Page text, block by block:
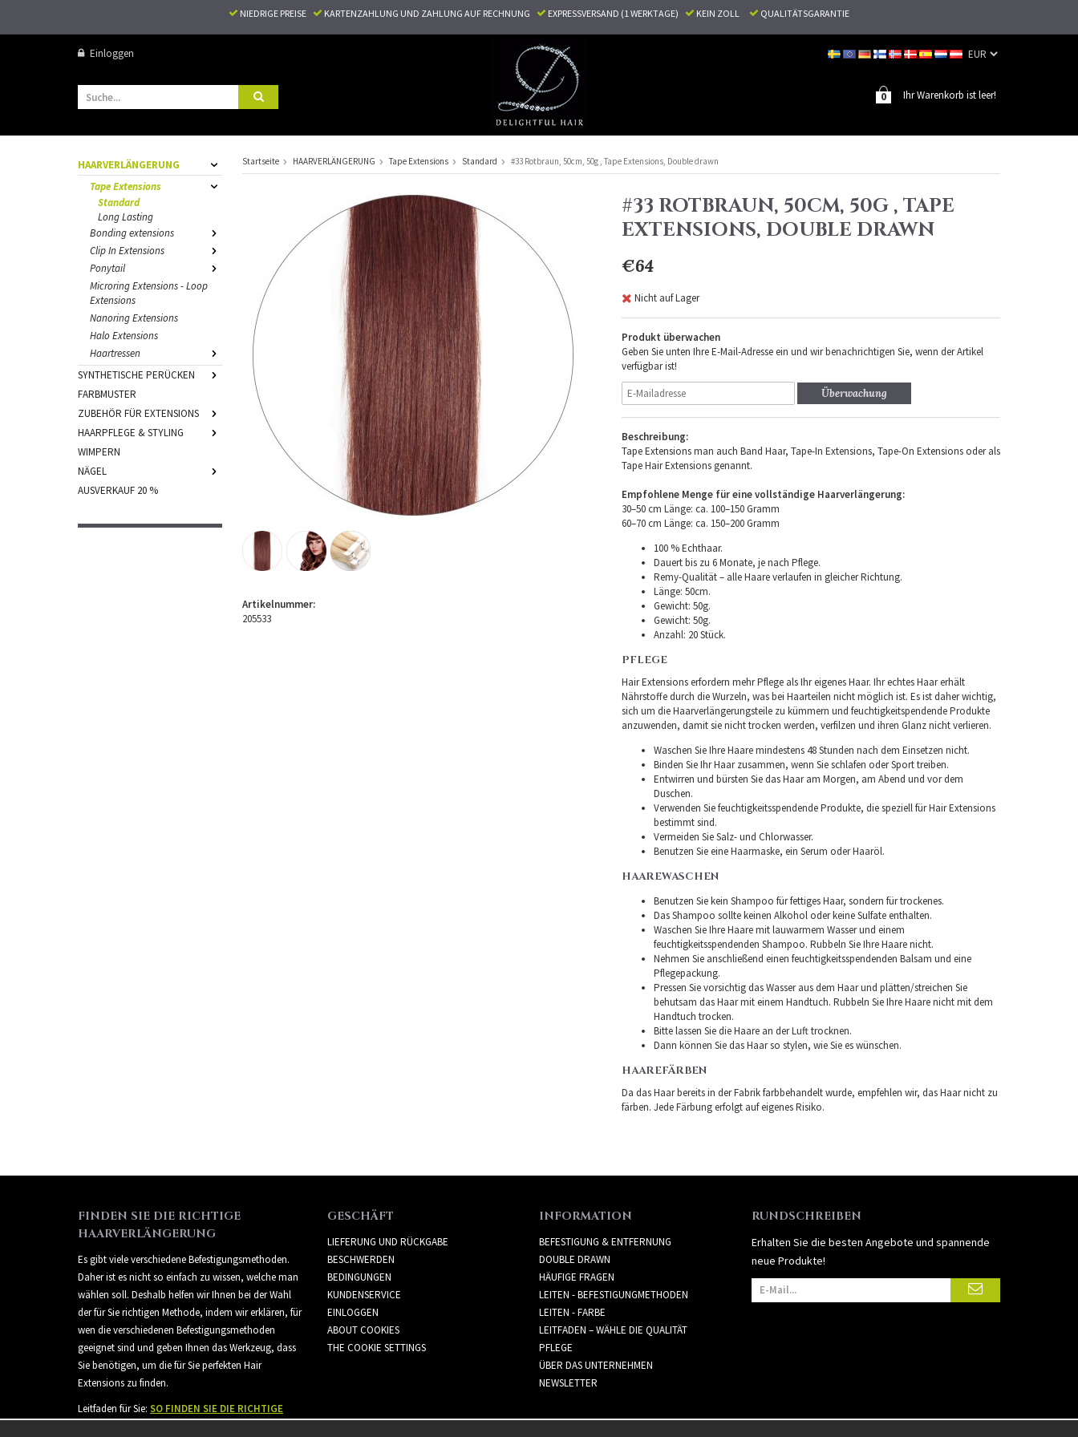
NIEDRIGE PREISE KARTENZAHLUNG UND ZAHLUNG AUF RECHNUNG EXPRESSVERSAND (1 WERKTAGE) KEIN ZOLL QUALITÄTSGARANTIE
Einloggen
Ihr Warenkorb ist leer!
0
HAARVERLÄNGERUNG
Tape Extensions
Standard
Long Lasting
Bonding extensions
Clip In Extensions
Ponytail
Microring Extensions - Loop
Extensions
Nanoring Extensions
Halo Extensions
Haartressen
SYNTHETISCHE PERÜCKEN
FARBMUSTER
ZUBEHÖR FÜR EXTENSIONS
HAARPFLEGE & STYLING
WIMPERN
NÄGEL
AUSVERKAUF 20 %
Startseite HAARVERLÄNGERUNG Tape Extensions Standard #33 Rotbraun, 50cm, 50g , Tape Extensions, Double drawn
#33 ROTBRAUN, 50CM, 50G , TAPE
EXTENSIONS, DOUBLE DRAWN
€64
Nicht auf Lager
Produkt überwachen
Geben Sie unten Ihre E-Mail-Adresse ein und wir benachrichtigen Sie, wenn der Artikel
verfügbar ist!
Überwachung
Beschreibung:
Tape Extensions man auch Band Haar, Tape-In Extensions, Tape-On Extensions oder als
Tape Hair Extensions genannt.
Empfohlene Menge für eine vollständige Haarverlängerung:
30–50 cm Länge: ca. 100–150 Gramm
60–70 cm Länge: ca. 150–200 Gramm
100 % Echthaar.
Dauert bis zu 6 Monate, je nach Pflege.
Remy-Qualität – alle Haare verlaufen in gleicher Richtung.
Länge: 50cm.
Gewicht: 50g.
Gewicht: 50g.
Anzahl: 20 Stück.
PFLEGE
Hair Extensions erfordern mehr Pflege als Ihr eigenes Haar. Ihr echtes Haar erhält
Nährstoffe durch die Wurzeln, was bei Haarteilen nicht möglich ist. Es ist daher wichtig,
sich um die Haarverlängerungsteile zu kümmern und feuchtigkeitspendende Produkte
anzuwenden, damit sie nicht trocken werden, verfilzen und ihren Glanz nicht verlieren.
Waschen Sie Ihre Haare mindestens 48 Stunden nach dem Einsetzen nicht.
Binden Sie Ihr Haar zusammen, wenn Sie schlafen oder Sport treiben.
Entwirren und bürsten Sie das Haar am Morgen, am Abend und vor dem
Duschen.
Verwenden Sie feuchtigkeitsspendende Produkte, die speziell für Hair Extensions
bestimmt sind.
Vermeiden Sie Salz- und Chlorwasser.
Benutzen Sie eine Haarmaske, ein Serum oder Haaröl.
HAAREWASCHEN
Benutzen Sie kein Shampoo für fettiges Haar, sondern für trockenes.
Das Shampoo sollte keinen Alkohol oder keine Sulfate enthalten.
Waschen Sie Ihre Haare mit lauwarmem Wasser und einem
feuchtigkeitsspendenden Shampoo. Rubbeln Sie Ihre Haare nicht.
Nehmen Sie anschließend einen feuchtigkeitsspendenden Balsam und eine
Pflegepackung.
Pressen Sie vorsichtig das Wasser aus dem Haar und plätten/streichen Sie
behutsam das Haar mit einem Handtuch. Rubbeln Sie Ihre Haare nicht mit dem
Handtuch trocken.
Bitte lassen Sie die Haare an der Luft trocknen.
Dann können Sie das Haar so stylen, wie Sie es wünschen.
HAAREFÄRBEN
Da das Haar bereits in der Fabrik farbbehandelt wurde, empfehlen wir, das Haar nicht zu
färben. Jede Färbung erfolgt auf eigenes Risiko.
Artikelnummer:
205533
FINDEN SIE DIE RICHTIGE
HAARVERLÄNGERUNG
Es gibt viele verschiedene Befestigungsmethoden.
Daher ist es nicht so einfach zu wissen, welche man
wählen soll. Deshalb helfen wir Ihnen bei der Wahl
der für Sie richtigen Methode, indem wir erklären, für
wen die verschiedenen Befestigungsmethoden
geeignet sind und geben Ihnen das Werkzeug, dass
Sie benötigen, um die für Sie perfekten Hair
Extensions zu finden.
Leitfaden für Sie: SO FINDEN SIE DIE RICHTIGE
GESCHÄFT
LIEFERUNG UND RÜCKGABE
BESCHWERDEN
BEDINGUNGEN
KUNDENSERVICE
EINLOGGEN
ABOUT COOKIES
THE COOKIE SETTINGS
INFORMATION
BEFESTIGUNG & ENTFERNUNG
DOUBLE DRAWN
HÄUFIGE FRAGEN
LEITEN - BEFESTIGUNGMETHODEN
LEITEN - FARBE
LEITFADEN – WÄHLE DIE QUALITÄT
PFLEGE
ÜBER DAS UNTERNEHMEN
NEWSLETTER
RUNDSCHREIBEN
Erhalten Sie die besten Angebote und spannende
neue Produkte!